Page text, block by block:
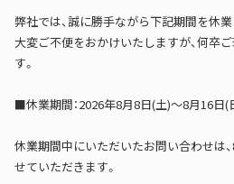
弊社では、誠に勝手ながら下記期間を休
大変ご不便をおかけいたしますが、何卒
す。
■休業期間：2026年8月8日(土)～8月16日(
休業期間中にいただいたお問い合わせは
せていただきます。